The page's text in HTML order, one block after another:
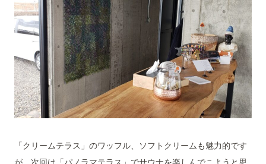
「クリームテラス」のワッフル、ソフトクリームも魅力的です